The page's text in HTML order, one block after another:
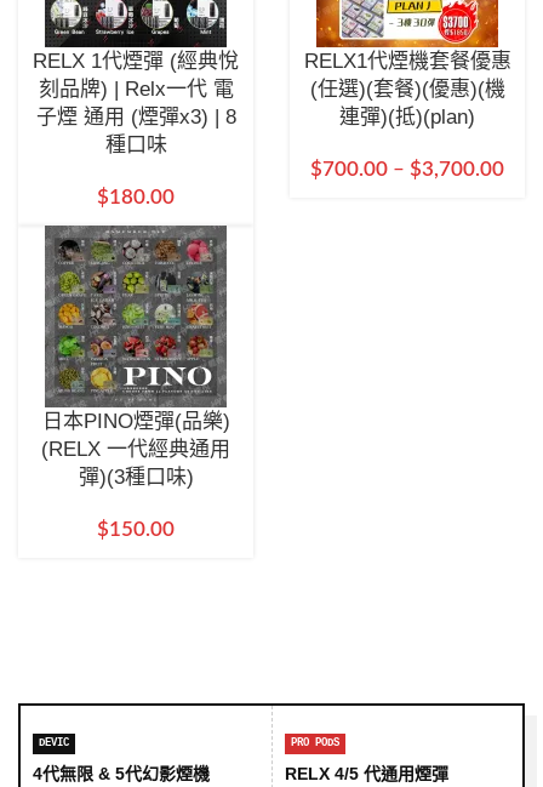
RELX 1代煙彈 (經典悅
刻品牌) | Relx一代 電
子煙 通用 (煙彈x3) | 8
種口味
$180.00
RELX1代煙機套餐優惠
(任選)(套餐)(優惠)(機
連彈)(抵)(plan)
$700.00 – $3,700.00
日本PINO煙彈(品樂)
(RELX 一代經典通用
彈)(3種口味)
$150.00
DEVIC
4代無限 & 5代幻影煙機
PRO PODS
RELX 4/5 代通用煙彈